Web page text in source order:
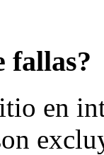
fallas?
en